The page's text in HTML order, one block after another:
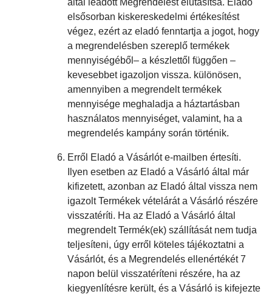
által leadott Megrendelést elutasítsa. Eladó
elsősorban kiskereskedelmi értékesítést
végez, ezért az eladó fenntartja a jogot, hogy
a megrendelésben szereplő termékek
mennyiségéből– a készlettől függően –
kevesebbet igazoljon vissza. különösen,
amennyiben a megrendelt termékek
mennyisége meghaladja a háztartásban
használatos mennyiséget, valamint, ha a
megrendelés kampány során történik.
Erről Eladó a Vásárlót e-mailben értesíti.
Ilyen esetben az Eladó a Vásárló által már
kifizetett, azonban az Eladó által vissza nem
igazolt Termékek vételárát a Vásárló részére
visszatéríti. Ha az Eladó a Vásárló által
megrendelt Termék(ek) szállítását nem tudja
teljesíteni, úgy erről köteles tájékoztatni a
Vásárlót, és a Megrendelés ellenértékét 7
napon belül visszatéríteni részére, ha az
kiegyenlítésre került, és a Vásárló is kifejezte